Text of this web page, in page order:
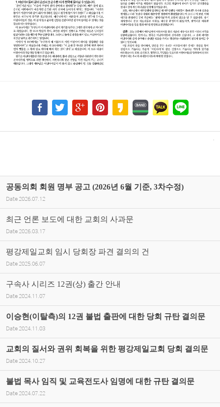
공동의회 회원 명부 공고 (2026년 6월 기준, 3차수정)
Date 2026.07.12
최근 언론 보도에 대한 교회의 사과문
Date 2026.03.17
평강제일교회 임시 당회장 파견 결의의 건
Date 2025.06.07
구속사 시리즈 12권(상) 출간 안내
Date 2024.11.07
이승현(이탈측)의 12권 불법 출판에 대한 당회 규탄 결의문
Date 2024.11.03
교회의 질서와 권위 회복을 위한 평강제일교회 당회 결의문
Date 2024.10.27
불법 목사 임직 및 교육전도사 임명에 대한 규탄 결의문
Date 2024.07.22